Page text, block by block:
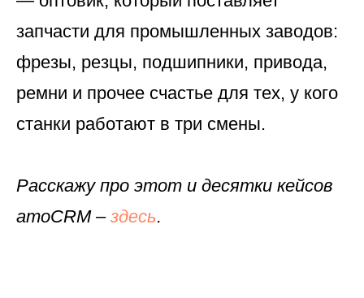
запчасти для промышленных заводов:
фрезы, резцы, подшипники, привода,
ремни и прочее счастье для тех, у кого
станки работают в три смены.
Расскажу про этот и десятки кейсов
amoCRM – здесь.